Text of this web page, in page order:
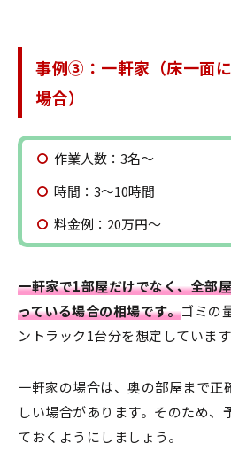
事例③：一軒家（床一面
場合）
作業人数：3名〜
時間：3〜10時間
料金例：20万円〜
一軒家で1部屋だけでなく、全部
っている場合の相場です。ゴミの
ントラック1台分を想定しています
一軒家の場合は、奥の部屋まで正
しい場合があります。そのため、
ておくようにしましょう。